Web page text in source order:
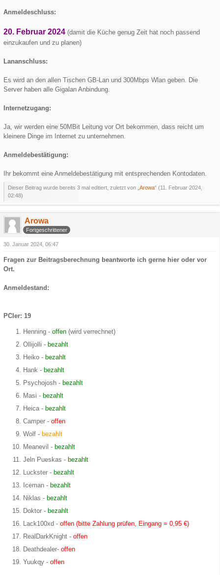
Anmeldeschluss:
20. Februar 2024 (damit die Küche genug Zeit hat noch passend
einzukaufen und zu planen)
Lananschluss:
Es wird an den allen Tischen GB-Lan und 300Mbps Wlan geben. Die
Server haben alle Gigalan Anbindung.
Internetzugang:
Ja, wir werden eine 50MBit Leitung vor Ort bekommen, dass reicht um
kleinere Dinge im Internet zu unternehmen.
Anmeldebestätigung:
Ihr bekommt eine Anmeldebestätigung mit entsprechenden Kontodaten.
Dieser Beitrag wurde bereits 3 mal editiert, zuletzt von „ Arowa“ (11. Februar 2024,
02:48)
Arowa
Fortgeschrittener
30. Januar 2024, 06:47
Fragen zur Beitragsberechnung beantworte ich gerne hier oder vor
Ort.
Anmeldestand:
PCler: 19
Henning - offen (wird verrechnet)
Ollijolli - bezahlt
Heiko - bezahlt
Hank - bezahlt
Psychojosh - bezahlt
Masi - bezahlt
Heica - bezahlt
Camper - offen
Wolf - bezahlt
Meanevil - bezahlt
Jeln Pueskas - bezahlt
Luckster - bezahlt
Iceman - bezahlt
Niklas - bezahlt
Doktor - bezahlt
Lack100xd - offen (bitte Zahlung prüfen, Eingang = 0,95 €)
RealDarkKnight - offen
Deathdealer- offen
Yuukqy - offen